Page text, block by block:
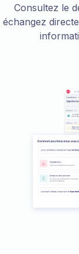
Consultez le
échangez